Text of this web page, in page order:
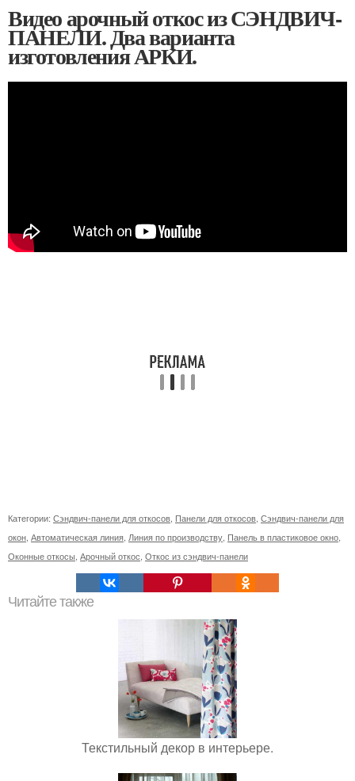
Видео арочный откос из СЭНДВИЧ-
ПАНЕЛИ. Два варианта
изготовления АРКИ.
Категории: Сэндвич-панели для откосов Панели для откосов Сэндвич-панели для
окон Автоматическая линия Линия по производству Панель в пластиковое окно
Оконные откосы Арочный откос Откос из сэндвич-панели
Читайте также
Текстильный декор в интерьере.